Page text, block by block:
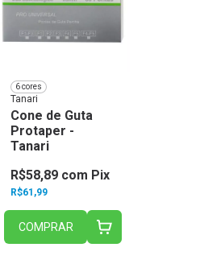
6 cores
Tanari
Cone de Guta
Protaper -
Tanari
R$61,99
R$58,89 com Pix
COMPRAR